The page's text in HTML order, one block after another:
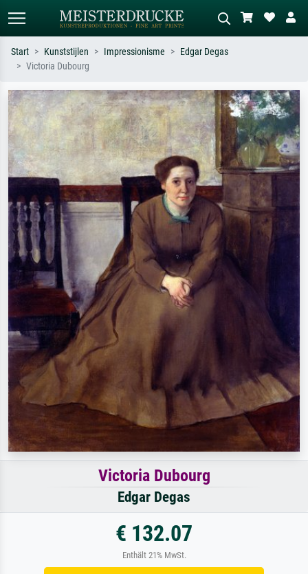
Zoek op kunstenaar, titel of stijl – bijv.
Monet, Sterrennacht, impressionisme,
Hokusai-golf, naakt.
Beschrijf de scène – bijv. groene
weide, abstract met veel rood, donker
olieverfschilderij, staand naakt naast
een boom.
Start Kunststijlen Impressionisme
Edgar Degas
Victoria Dubourg
Victoria Dubourg
Edgar Degas
€ 132.07
Enthält 21% MwSt.